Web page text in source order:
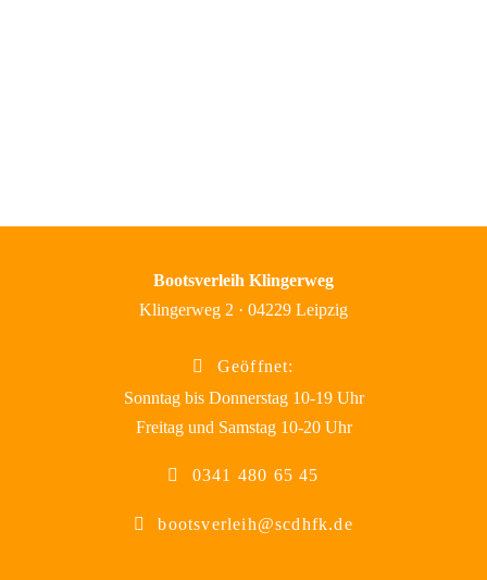
Bootsverleih Klingerweg
Klingerweg 2 · 04229 Leipzig
Geöffnet:
Sonntag bis Donnerstag 10-19 Uhr
Freitag und Samstag 10-20 Uhr
0341 480 65 45
bootsverleih@scdhfk.de